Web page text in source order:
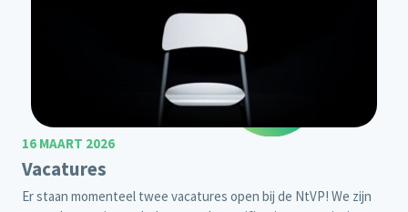
16 MAART 2026
Vacatures
Er staan momenteel twee vacatures open bij de NtVP! We zijn